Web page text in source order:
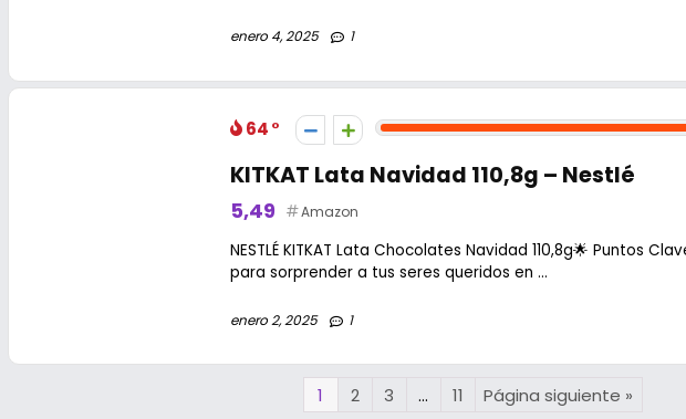
enero 4, 2025 1
64
KITKAT Lata Navidad 110,8g – Nestlé
5,49 Amazon
NESTLÉ KITKAT Lata Chocolates Navidad 110,8g🌟 Puntos
para sorprender a tus seres queridos en ...
enero 2, 2025 1
1 2 3 … 11 Página siguiente »